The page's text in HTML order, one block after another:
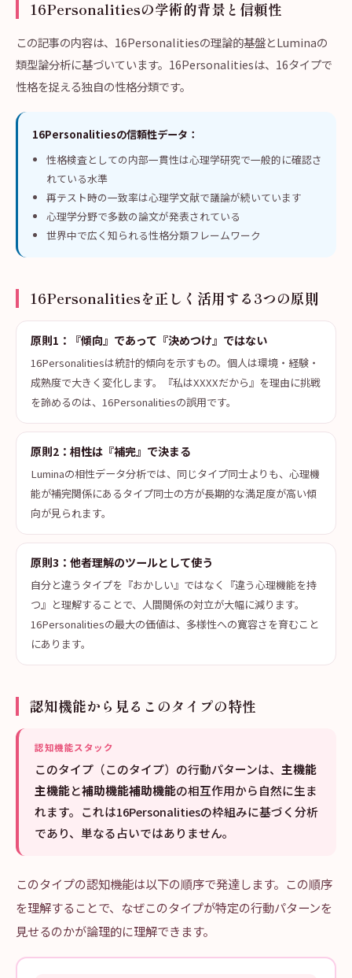
16Personalitiesの学術的背景と信頼性
この記事の内容は、16Personalitiesの理論的基盤とLuminaの
類型論分析に基づいています。16Personalitiesは、16タイプで
性格を捉える独自の性格分類です。
16Personalitiesの信頼性データ：
性格検査としての内部一貫性は心理学研究で一般的に確認さ
れている水準
再テスト時の一致率は心理学文献で議論が続いています
心理学分野で多数の論文が発表されている
世界中で広く知られる性格分類フレームワーク
16Personalitiesを正しく活用する3つの原則
原則1：『傾向』であって『決めつけ』ではない
16Personalitiesは統計的傾向を示すもの。個人は環境・経験・
成熟度で大きく変化します。『私はXXXXだから』を理由に挑戦
を諦めるのは、16Personalitiesの誤用です。
原則2：相性は『補完』で決まる
Luminaの相性データ分析では、同じタイプ同士よりも、心理機
能が補完関係にあるタイプ同士の方が長期的な満足度が高い傾
向が見られます。
原則3：他者理解のツールとして使う
自分と違うタイプを『おかしい』ではなく『違う心理機能を持
つ』と理解することで、人間関係の対立が大幅に減ります。
16Personalitiesの最大の価値は、多様性への寛容さを育むこと
にあります。
認知機能から見るこのタイプの特性
認知機能スタック
このタイプ（このタイプ）の行動パターンは、 主機能
主機能と補助機能補助機能の相互作用から自然に生ま
れます。これは16Personalitiesの枠組みに基づく分析
であり、単なる占いではありません。
このタイプの認知機能は以下の順序で発達します。この順序
を理解することで、なぜこのタイプが特定の行動パターンを
見せるのかが論理的に理解できます。